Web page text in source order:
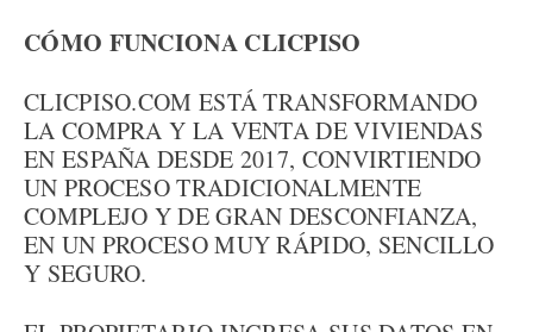
CÓMO FUNCIONA CLICPISO
CLICPISO.COM ESTÁ TRANSFORMANDO
LA COMPRA Y LA VENTA DE VIVIENDAS
EN ESPAÑA DESDE 2017, CONVIRTIENDO
UN PROCESO TRADICIONALMENTE
COMPLEJO Y DE GRAN DESCONFIANZA,
EN UN PROCESO MUY RÁPIDO, SENCILLO
Y SEGURO.